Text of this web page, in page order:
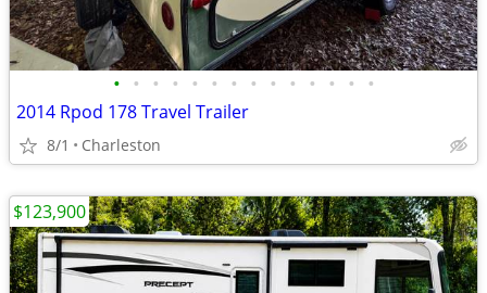
• • • • • • • • • • • • • •
2014 Rpod 178 Travel Trailer
8/1 Charleston
$123,900